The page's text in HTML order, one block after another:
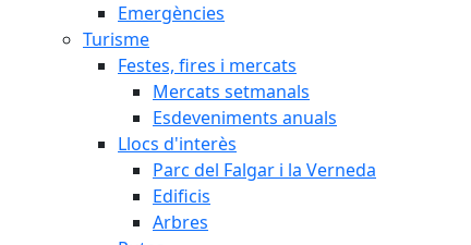
Emergències
Turisme
Festes, fires i mercats
Mercats setmanals
Esdeveniments anuals
Llocs d'interès
Parc del Falgar i la Verneda
Edificis
Arbres